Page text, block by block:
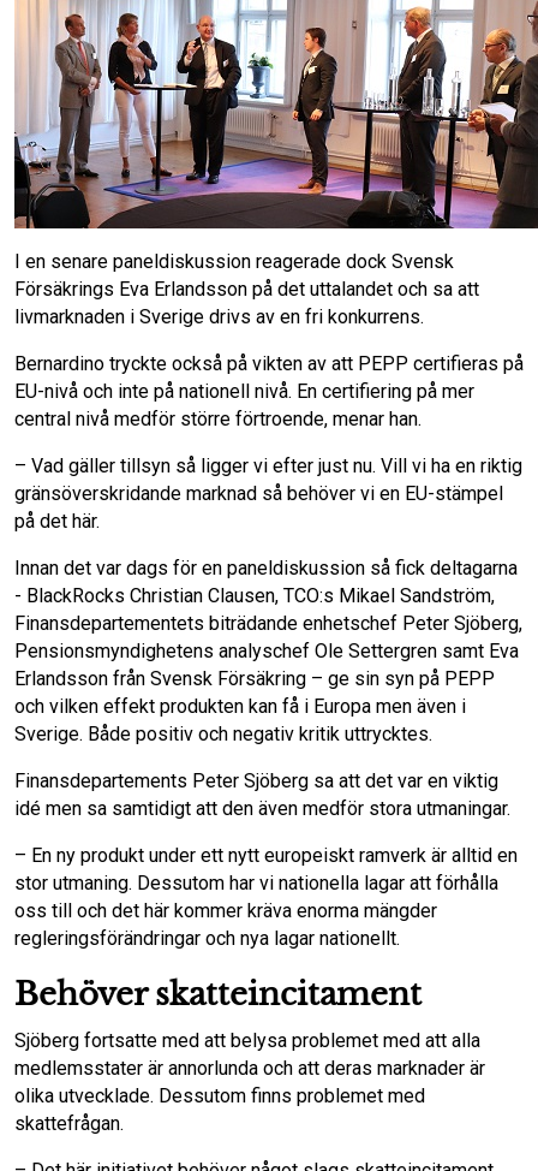
I en senare paneldiskussion reagerade dock Svensk
Försäkrings Eva Erlandsson på det uttalandet och sa att
livmarknaden i Sverige drivs av en fri konkurrens.
Bernardino tryckte också på vikten av att PEPP certifieras på
EU-nivå och inte på nationell nivå. En certifiering på mer
central nivå medför större förtroende, menar han.
– Vad gäller tillsyn så ligger vi efter just nu. Vill vi ha en riktig
gränsöverskridande marknad så behöver vi en EU-stämpel
på det här.
Innan det var dags för en paneldiskussion så fick deltagarna
- BlackRocks Christian Clausen, TCO:s Mikael Sandström,
Finansdepartementets biträdande enhetschef Peter Sjöberg,
Pensionsmyndighetens analyschef Ole Settergren samt Eva
Erlandsson från Svensk Försäkring – ge sin syn på PEPP
och vilken effekt produkten kan få i Europa men även i
Sverige. Både positiv och negativ kritik uttrycktes.
Finansdepartements Peter Sjöberg sa att det var en viktig
idé men sa samtidigt att den även medför stora utmaningar.
– En ny produkt under ett nytt europeiskt ramverk är alltid en
stor utmaning. Dessutom har vi nationella lagar att förhålla
oss till och det här kommer kräva enorma mängder
regleringsförändringar och nya lagar nationellt.
Behöver skatteincitament
Sjöberg fortsatte med att belysa problemet med att alla
medlemsstater är annorlunda och att deras marknader är
olika utvecklade. Dessutom finns problemet med
skattefrågan.